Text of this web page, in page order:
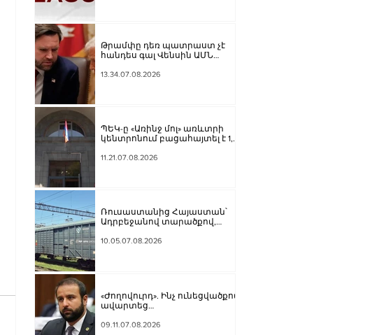
Թրամփը դեռ պատրաստ չէ
հանդես գալ Վենսին ԱՄՆ
առաջադրելու օգտին
13.34.07.08.2026
ՊԵԿ-ը «Առինջ մոլ» առևտրի
կենտրոնում բացահայտել է 1,3
հարկման օբյեկտ
11.21.07.08.2026
Ռուսաստանից Հայաստան՝
Ադրբեջանով տարածքով,
քարածուխ
10.05.07.08.2026
«Ժողովուրդ». Ինչ ունեցվածքով
ավարտեց
գործունեությունը Հայկ
09.11.07.08.2026